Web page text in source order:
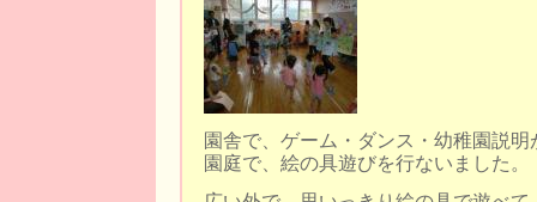
園舎で、ゲーム・ダンス・幼稚園説
園庭で、絵の具遊びを行ないました。